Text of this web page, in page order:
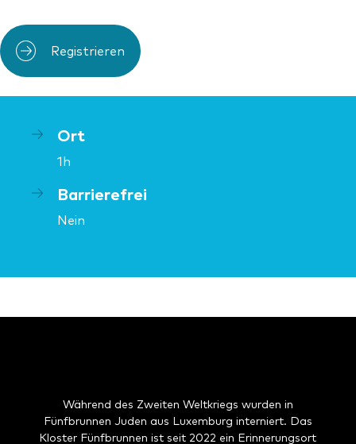
Registrieren
Ort
1h
Barrierefrei
Nein
Während des Zweiten Weltkriegs wurden in
Fünfbrunnen Juden aus Luxemburg interniert. Das
Kloster Fünfbrunnen ist seit 2022 ein Erinnerungsort